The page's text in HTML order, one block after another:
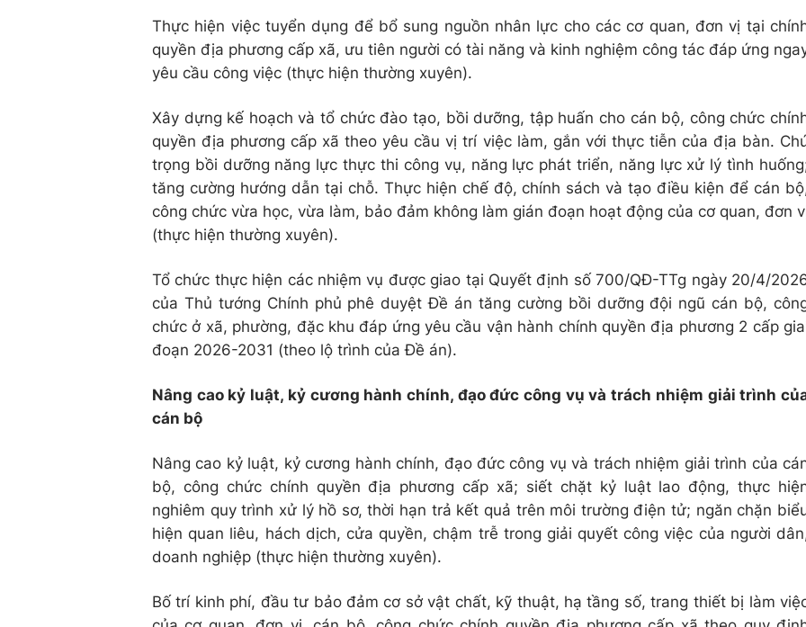
Thực hiện việc tuyển dụng để bổ sung nguồn nhân lực cho các cơ quan, đơn vị tại
quyền địa phương cấp xã, ưu tiên người có tài năng và kinh nghiệm công tác đáp ứng
yêu cầu công việc (thực hiện thường xuyên).
Xây dựng kế hoạch và tổ chức đào tạo, bồi dưỡng, tập huấn cho cán bộ, công chức
quyền địa phương cấp xã theo yêu cầu vị trí việc làm, gắn với thực tiễn của địa bàn.
trọng bồi dưỡng năng lực thực thi công vụ, năng lực phát triển, năng lực xử lý tình
tăng cường hướng dẫn tại chỗ. Thực hiện chế độ, chính sách và tạo điều kiện để cán
công chức vừa học, vừa làm, bảo đảm không làm gián đoạn hoạt động của cơ quan, đơn
(thực hiện thường xuyên).
Tổ chức thực hiện các nhiệm vụ được giao tại Quyết định số 700/QĐ-TTg ngày 20/4/
của Thủ tướng Chính phủ phê duyệt Đề án tăng cường bồi dưỡng đội ngũ cán bộ,
chức ở xã, phường, đặc khu đáp ứng yêu cầu vận hành chính quyền địa phương 2 cấp
đoạn 2026-2031 (theo lộ trình của Đề án).
Nâng cao kỷ luật, kỷ cương hành chính, đạo đức công vụ và trách nhiệm giải trình
cán bộ
Nâng cao kỷ luật, kỷ cương hành chính, đạo đức công vụ và trách nhiệm giải trình của
bộ, công chức chính quyền địa phương cấp xã; siết chặt kỷ luật lao động, thực
nghiêm quy trình xử lý hồ sơ, thời hạn trả kết quả trên môi trường điện tử; ngăn chặn
hiện quan liêu, hách dịch, cửa quyền, chậm trễ trong giải quyết công việc của người
doanh nghiệp (thực hiện thường xuyên).
Bố trí kinh phí, đầu tư bảo đảm cơ sở vật chất, kỹ thuật, hạ tầng số, trang thiết bị làm